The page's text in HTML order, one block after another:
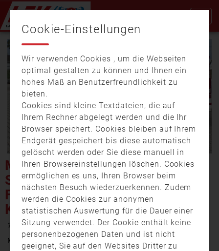
Video
MEIN LANDKREIS AMBERG-
SULZBACH: NEUE DROHNE
FÜR DIE FEUERWEHR
KÜMMERSBRUCK
1. August 2023 15:30
Mein Landkreis Amberg-Sulzbach vom 21. August 2023
Cookie-Einstellungen
Wir verwenden Cookies , um die Webseiten
optimal gestalten zu können und Ihnen ein
hohes Maß an Benutzerfreundlichkeit zu
bieten.
Cookies sind kleine Textdateien, die auf
Ihrem Rechner abgelegt werden und die Ihr
Browser speichert. Cookies bleiben auf Ihrem
Endgerät gespeichert bis diese automatisch
gelöscht werden oder Sie diese manuell in
Ihren Browsereinstellungen löschen. Cookies
ermöglichen es uns, Ihren Browser beim
nächsten Besuch wiederzuerkennen. Zudem
werden die Cookies zur anonymen
statistischen Auswertung für die Dauer einer
Sitzung verwendet. Der Cookie enthält keine
personenbezogenen Daten und ist nicht
geeignet, Sie auf den Websites Dritter zu